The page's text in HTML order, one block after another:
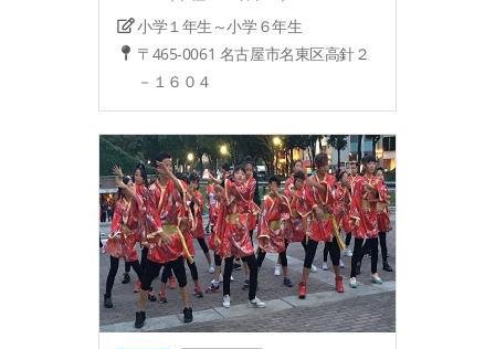
小学１年生～小学６年生
〒465-0061 名古屋市名東区高針２
－１６０４